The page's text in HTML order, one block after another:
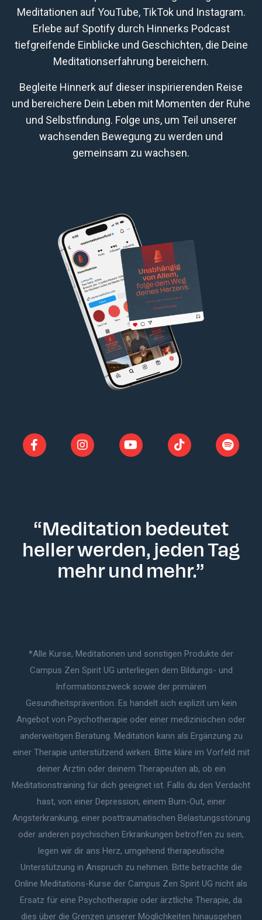
Meditationen auf YouTube, TikTok und Instagram.
Erlebe auf Spotify durch Hinnerks Podcast
tiefgreifende Einblicke und Geschichten, die Deine
Meditationserfahrung bereichern.
Begleite Hinnerk auf dieser inspirierenden Reise
und bereichere Dein Leben mit Momenten der Ruhe
und Selbstfindung. Folge uns, um Teil unserer
wachsenden Bewegung zu werden und
gemeinsam zu wachsen.
“Meditation bedeutet
heller werden, jeden Tag
mehr und mehr.”
*Alle Kurse, Meditationen und sonstigen Produkte der
Campus Zen Spirit UG unterliegen dem Bildungs- und
Informationszweck sowie der primären
Gesundheitsprävention. Es handelt sich explizit um kein
Angebot von Psychotherapie oder einer medizinischen oder
anderweitigen Beratung. Meditation kann als Ergänzung zu
einer Therapie unterstützend wirken. Bitte kläre im Vorfeld mit
deiner Ärztin oder deinem Therapeuten ab, ob ein
Meditationstraining für dich geeignet ist. Falls du den Verdacht
hast, von einer Depression, einem Burn-Out, einer
Angsterkrankung, einer posttraumatischen Belastungsstörung
oder anderen psychischen Erkrankungen betroffen zu sein,
legen wir dir ans Herz, umgehend therapeutische
Unterstützung in Anspruch zu nehmen. Bitte betrachte die
Online Meditations-Kurse der Campus Zen Spirit UG nicht als
Ersatz für eine Psychotherapie oder ärztliche Therapie, da
dies über die Grenzen unserer Möglichkeiten hinausgehen